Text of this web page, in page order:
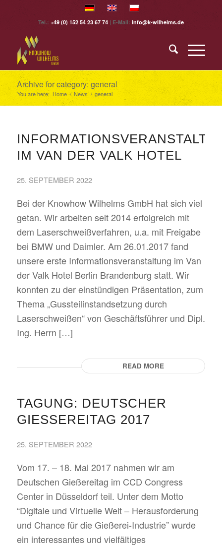
Tel.: +49 (0) 152 54 23 67 74| E-Mail: info@k-wilhelms.de
Archive for category: general
You are here: Home / News / general
IM VAN DER VALK HOTEL
25. SEPTEMBER 2022
Bei der Knowhow Wilhelms GmbH hat sich viel
getan. Wir arbeiten seit 2014 erfolgreich mit
dem Laserschweißverfahren, u.a. mit Freigabe
bei BMW und Daimler. Am 26.01.2017 fand
unsere erste Informationsveranstaltung im Van
der Valk Hotel Berlin Brandenburg statt. Wir
konnten zu der einstündigen Präsentation, zum
Thema „Gussteilinstandsetzung durch
Laserschweißen“ von Geschäftsführer und Dipl.
Ing. Herrn […]
READ MORE
TAGUNG: DEUTSCHER
GIESSEREITAG 2017
25. SEPTEMBER 2022
Vom 17. – 18. Mai 2017 nahmen wir am
Deutschen Gießereitag im CCD Congress
Center in Düsseldorf teil. Unter dem Motto
“Digitale und Virtuelle Welt – Herausforderung
und Chance für die Gießerei-Industrie” wurde
ein interessantes und vielfältiges